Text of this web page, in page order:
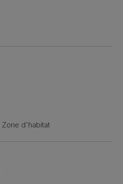
Zone d'habitat